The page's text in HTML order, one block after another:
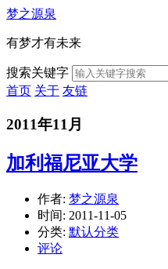
梦之源泉
有梦才有未来
搜索关键字
首页 关于 友链
2011年11月
加利福尼亚大学
作者: 梦之源泉
时间: 2011-11-05
分类: 默认分类
评论